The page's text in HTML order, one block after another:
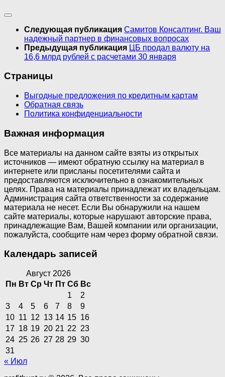
Следующая публикация Самитов Консалтинг. Ваш
надежный партнер в финансовых вопросах
Предыдущая публикация ЦБ продал валюту на
16,6 млрд рублей с расчетами 30 января
Страницы
Выгодные предложения по кредитным картам
Обратная связь
Политика конфиденциальности
Важная информация
Все материалы на данном сайте взяты из открытых
источников — имеют обратную ссылку на материал в
интернете или присланы посетителями сайта и
предоставляются исключительно в ознакомительных
целях. Права на материалы принадлежат их владельцам.
Администрация сайта ответственности за содержание
материала не несет. Если Вы обнаружили на нашем
сайте материалы, которые нарушают авторские права,
принадлежащие Вам, Вашей компании или организации,
пожалуйста, сообщите нам через форму обратной связи.
Календарь записей
Август 2026
Пн Вт Ср Чт Пт Сб Вс
1
2
3
4 5 6 7 8
9
10 11 12 13 14 15 16
17 18 19 20 21 22 23
24 25 26 27 28 29 30
31
« Июл